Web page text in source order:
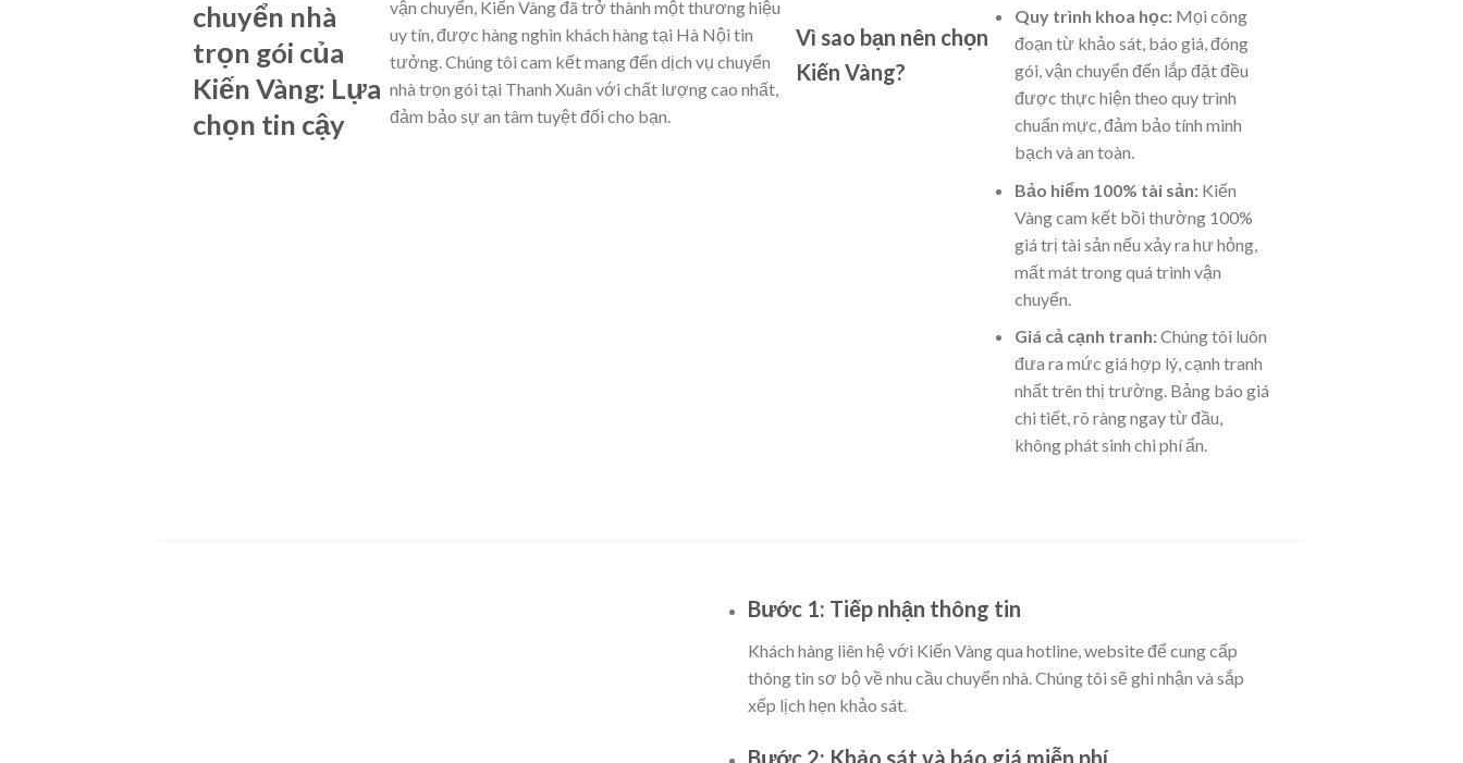
chuyển nhà
trọn gói của
Kiến Vàng: Lựa
chọn tin cậy
vận chuyển, Kiến Vàng đã trở thành một thương hiệu
uy tín, được hàng nghìn khách hàng tại Hà Nội tin
tưởng. Chúng tôi cam kết mang đến dịch vụ chuyển
nhà trọn gói tại Thanh Xuân với chất lượng cao nhất,
đảm bảo sự an tâm tuyệt đối cho bạn.
Vì sao bạn nên chọn
Kiến Vàng?
Quy trình khoa học: Mọi công
đoạn từ khảo sát, báo giá, đóng
gói, vận chuyển đến lắp đặt đều
được thực hiện theo quy trình
chuẩn mực, đảm bảo tính minh
bạch và an toàn.
Bảo hiểm 100% tài sản: Kiến
Vàng cam kết bồi thường 100%
giá trị tài sản nếu xảy ra hư hỏng,
mất mát trong quá trình vận
chuyển.
Giá cả cạnh tranh:Chúng tôi luôn
đưa ra mức giá hợp lý, cạnh tranh
nhất trên thị trường. Bảng báo giá
chi tiết, rõ ràng ngay từ đầu,
không phát sinh chi phí ẩn.
Bước 1: Tiếp nhận thông tin
Khách hàng liên hệ với Kiến Vàng qua hotline, website để cung cấp
thông tin sơ bộ về nhu cầu chuyển nhà. Chúng tôi sẽ ghi nhận và sắp
xếp lịch hẹn khảo sát.